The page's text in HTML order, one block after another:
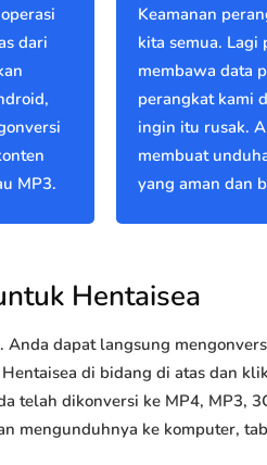
dari
MP3.
Keamanan
kita semua. Lagi
membawa data
perangkat kami
ingin itu rusak.
membuat
yang aman dan
Hentaisea
Anda dapat langsung
di bidang di atas dan
telah dikonversi ke MP4, MP3,
mengunduhnya ke komputer,